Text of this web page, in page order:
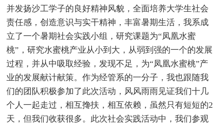
并发扬沙工学子的良好精神风貌，全面培养大学生社会
责任感，创造意识与实干精神，丰富暑期生活，我系成
立了一个暑期社会实践小组，研究课题为“凤凰水蜜
桃”，研究水蜜桃产业从小到大，从弱到强的一个的发展
过程，并从中吸取经验，发现不足，为“凤凰水蜜桃”产
业的发展献计献策。作为经管系的一分子，我也跟随我
们的团队积极参加了此次活动，风风雨雨见证我们十几
个人一起走过，相互搀扶，相互依赖，虽然只有短短的2
天，但我们收获很多。此次社会实践活动中，我们参观